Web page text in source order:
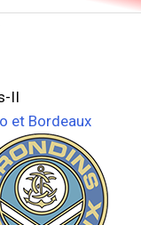
II
et Bordeaux